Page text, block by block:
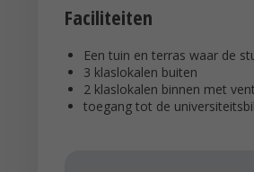
Faciliteiten
Een tuin en terras waar de
3 klaslokalen buiten
2 klaslokalen binnen met
toegang tot de